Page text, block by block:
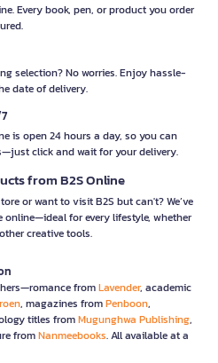
Every book, pen, or product you order
selection? No worries. Enjoy hassle-
date of delivery.
is open 24 hours a day, so you can
click and wait for your delivery.
from B2S Online
or want to visit B2S but can't? We’ve
online—ideal for every lifestyle, whether
creative tools.
fromLavender, academic
, magazines fromPenboon,
titles fromMugunghwa Publishing,
fromNanmeebooks. All available at a